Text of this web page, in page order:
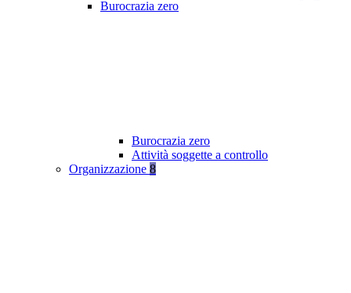
Burocrazia zero
Burocrazia zero
Attività soggette a controllo
Organizzazione 8